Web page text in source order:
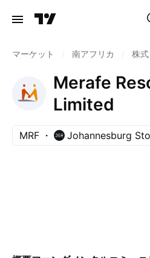
マーケット 南アフリカ 株式
Merafe
Limited
MRF Johannesburg